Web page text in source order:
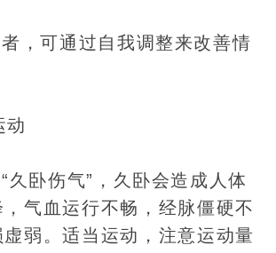
，可通过自我调整来改善情
动
久卧伤气”，久卧会造成人体
气血运行不畅，经脉僵硬不
弱。适当运动，注意运动量